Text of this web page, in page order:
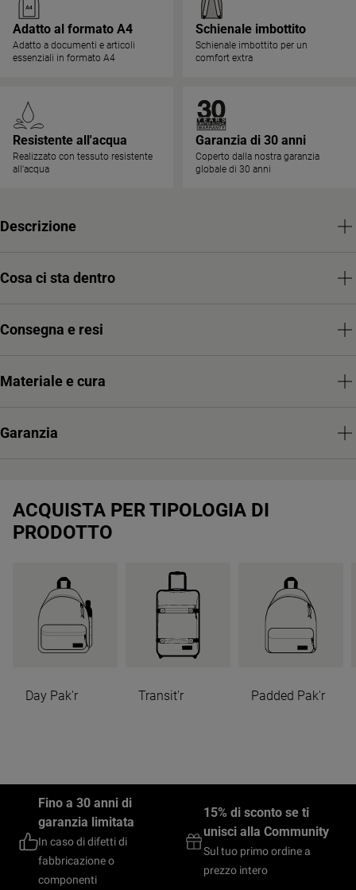
Adatto al formato A4
Adatto a documenti e articoli
essenziali in formato A4
Schienale imbottito
Schienale imbottito per un
comfort extra
Resistente all'acqua
Realizzato con tessuto resistente
all'acqua
Garanzia di 30 anni
Coperto dalla nostra garanzia
globale di 30 anni
Descrizione
Cosa ci sta dentro
Consegna e resi
Materiale e cura
Garanzia
ACQUISTA PER TIPOLOGIA DI
PRODOTTO
Day Pak'r Transit'r Padded Pak'r
Fino a 30 anni di
garanzia limitata
In caso di difetti di
fabbricazione o
componenti
15% di sconto se ti
unisci alla Community
Sul tuo primo ordine a
prezzo intero